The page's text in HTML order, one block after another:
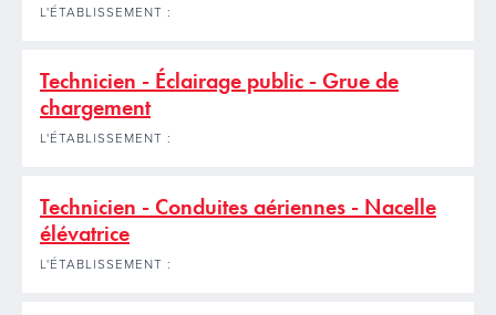
L'ÉTABLISSEMENT :
Technicien - Éclairage public - Grue de
chargement
L'ÉTABLISSEMENT :
Technicien - Conduites aériennes - Nacelle
élévatrice
L'ÉTABLISSEMENT :